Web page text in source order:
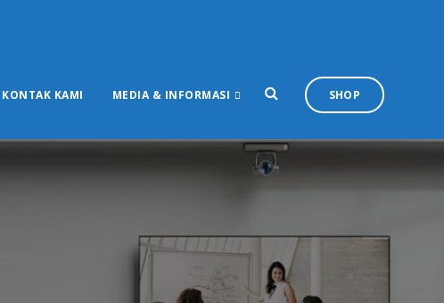
KONTAK KAMI MEDIA & INFORMASI SHOP